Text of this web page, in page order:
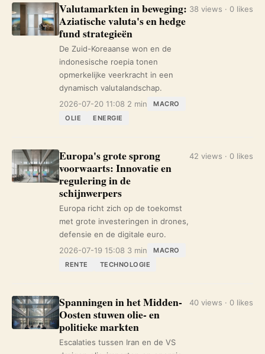
Valutamarkten in beweging:
Aziatische valuta's en hedge
fund strategieën
De Zuid-Koreaanse won en de
indonesische roepia tonen
opmerkelijke veerkracht in een
dynamisch valutalandschap.
2026-07-20 11:08 2 min
MACRO
OLIE
ENERGIE
38 views · 0 likes
Europa's grote sprong
voorwaarts: Innovatie en
regulering in de
schijnwerpers
Europa richt zich op de toekomst
met grote investeringen in drones,
defensie en de digitale euro.
2026-07-19 15:08 3 min
MACRO
RENTE
TECHNOLOGIE
42 views · 0 likes
Spanningen in het Midden-
Oosten stuwen olie- en
politieke markten
Escalaties tussen Iran en de VS
40 views · 0 likes